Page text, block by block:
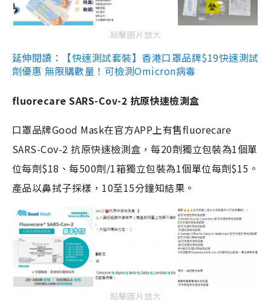
點擊圖片放大
延伸閱讀：【快速測試套裝】香港口罩品牌$19快速測試
劑優惠 無限購數量！可檢測Omicron病毒
fluorecare SARS-Cov-2 抗原快速檢測盒
口罩品牌Good Mask在官方APP上有售fluorecare
SARS-Cov-2 抗原快速檢測盒，每20劑獨立包裝為1個單
位每劑$18、每500劑/1箱獨立包裝為1個單位每劑$15。
產品以鼻拭子採樣，10至15分鐘知結果。
點擊圖片放大